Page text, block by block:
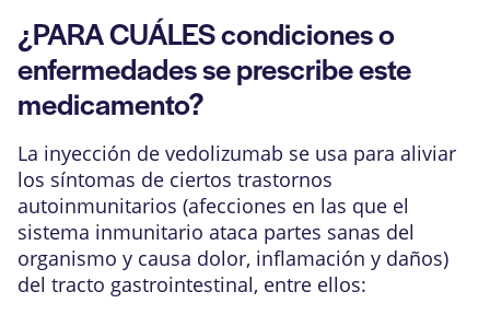
¿PARA CUÁLES condiciones o
enfermedades se prescribe este
medicamento?
La inyección de vedolizumab se usa para aliviar
los síntomas de ciertos trastornos
autoinmunitarios (afecciones en las que el
sistema inmunitario ataca partes sanas del
organismo y causa dolor, inflamación y daños)
del tracto gastrointestinal, entre ellos: